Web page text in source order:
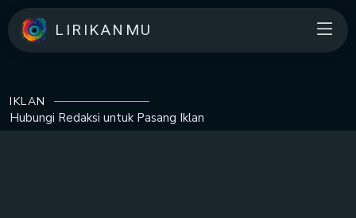
LIRIKANMU
IKLAN
Hubungi Redaksi untuk Pasang Iklan